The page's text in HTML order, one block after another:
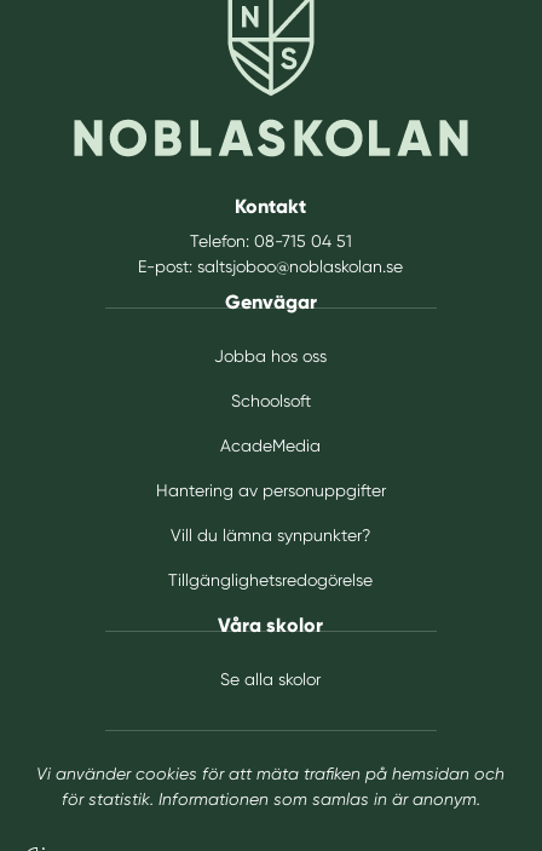
Kontakt
Telefon: 08-715 04 51
E-post:saltsjoboo@noblaskolan.se
Genvägar
Jobba hos oss
Schoolsoft
AcadeMedia
Hantering av personuppgifter
Vill du lämna synpunkter?
Tillgänglighetsredogörelse
Våra skolor
Se alla skolor
Vi använder cookies för att mäta trafiken på hemsidan och
för statistik. Informationen som samlas in är anonym.